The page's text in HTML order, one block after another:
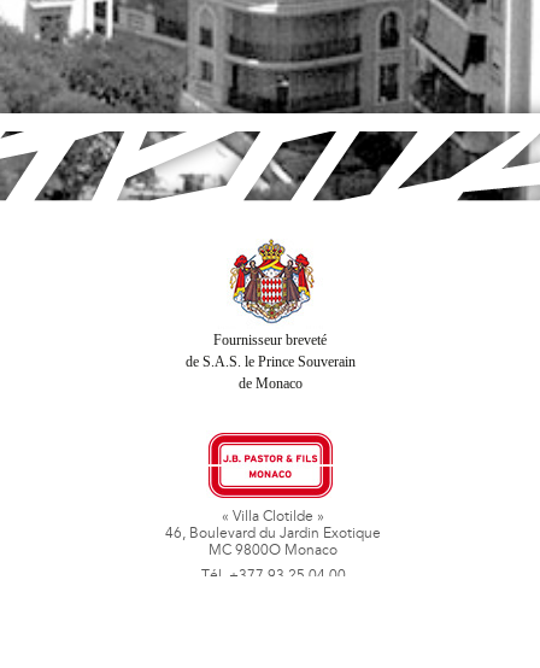
Fournisseur breveté
de S.A.S. le Prince Souverain
de Monaco
« Villa Clotilde »
46, Boulevard du Jardin Exotique
MC 9800O Monaco
Tél. +377 93 25 04 00